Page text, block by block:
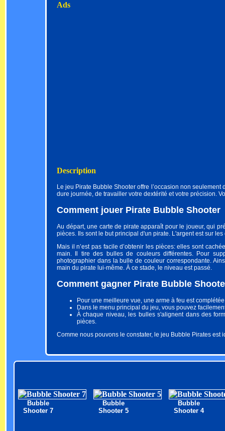
Ads
Description
Le jeu Pirate Bubble Shooter offre l’occasion non
dure journée, de travailler votre dextérité et votre précision.
Comment jouer Pirate Bubble Shooter
Au départ, une carte de pirate apparaît pour le joueur, qui
pièces. Ils sont le but principal d'un pirate. L'argent est sur
Mais il n’est pas facile d’obtenir les pièces: elles sont
main. Il tire des bulles de couleurs différentes. Pour
photographier dans la bulle de couleur correspondante.
main du pirate lui-même. À ce stade, le niveau est passé.
Comment gagner Pirate Bubble
Pour une meilleure vue, une arme à feu est
Dans le menu principal du jeu, vous pouvez
À chaque niveau, les bulles s'alignent dans des
pièces.
Comme nous pouvons le constater, le jeu Bubble Pirates est
Bubble
Shooter 7
Bubble
Shooter 5
Bubble
Shooter 4